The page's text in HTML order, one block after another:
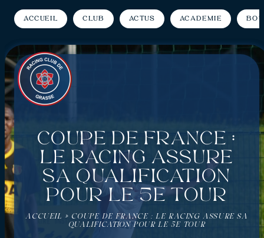
Accueil Club Actus Académie
Coupe de France :
Le Racing assure
sa qualification
pour le 5e tour
ACCUEIL » COUPE DE FRANCE : LE RACING ASSURE SA
QUALIFICATION POUR LE 5E TOUR